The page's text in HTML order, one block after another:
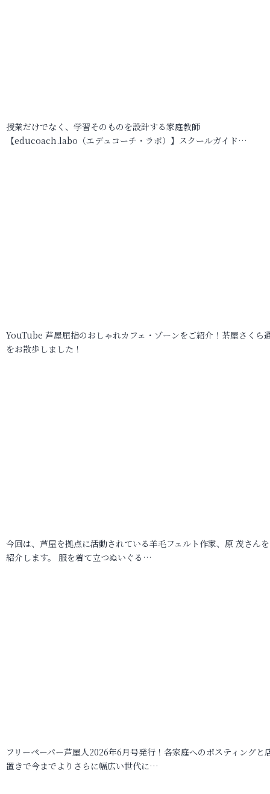
授業だけでなく、学習そのものを設計する家庭教師
【educoach.labo（エデュコーチ・ラボ）】スクールガイド…
YouTube 芦屋屈指のおしゃれカフェ・ゾーンをご紹介！茶屋さくら
をお散歩しました！
今回は、芦屋を拠点に活動されている羊毛フェルト作家、原 茂さん
紹介します。 服を着て立つぬいぐる…
フリーペーパー芦屋人2026年6月号発行！各家庭へのポスティングと
置きで今までよりさらに幅広い世代に…